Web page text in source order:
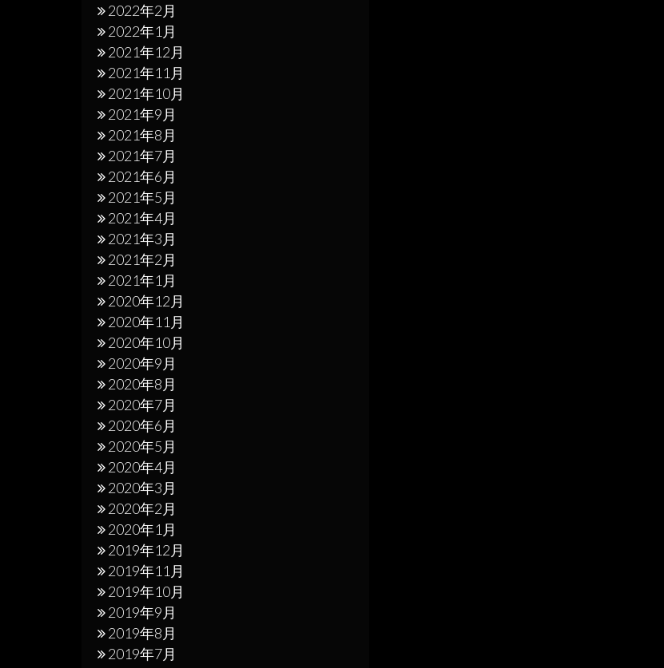
2022年2月
2022年1月
2021年12月
2021年11月
2021年10月
2021年9月
2021年8月
2021年7月
2021年6月
2021年5月
2021年4月
2021年3月
2021年2月
2021年1月
2020年12月
2020年11月
2020年10月
2020年9月
2020年8月
2020年7月
2020年6月
2020年5月
2020年4月
2020年3月
2020年2月
2020年1月
2019年12月
2019年11月
2019年10月
2019年9月
2019年8月
2019年7月